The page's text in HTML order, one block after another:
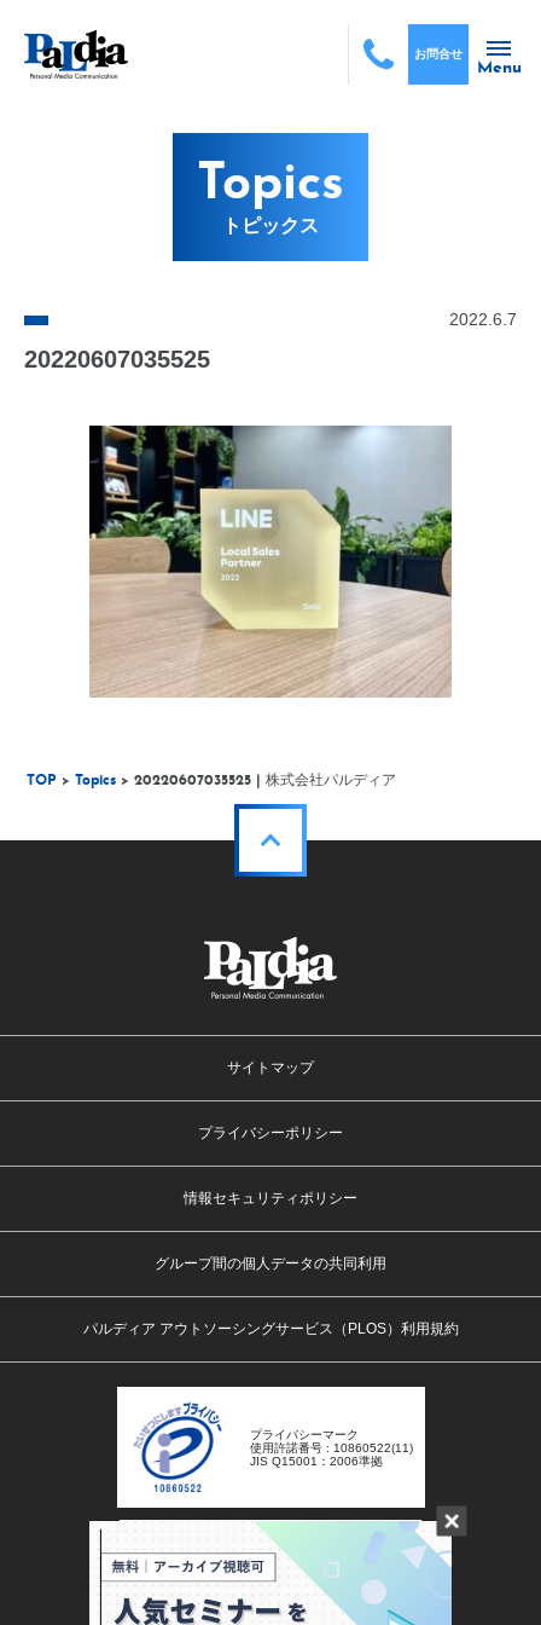
Menu
お問合せ
Topics
トピックス
2022.6.7
20220607035525
TOP >Topics > 20220607035525 | 株式会社パルディア
サイトマップ
プライバシーポリシー
情報セキュリティポリシー
グループ間の個人データの共同利用
パルディア アウトソーシングサービス（PLOS）利用規約
プライバシーマーク
使用許諾番号 : 10860522(11)
JIS Q15001：2006準拠